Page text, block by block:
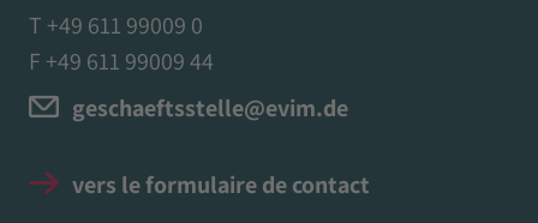
T +49 611 99009 0
F +49 611 99009 44
geschaeftsstelle@evim.de
vers le formulaire de contact